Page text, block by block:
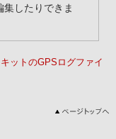
集したりできま
ットのGPSログファイ